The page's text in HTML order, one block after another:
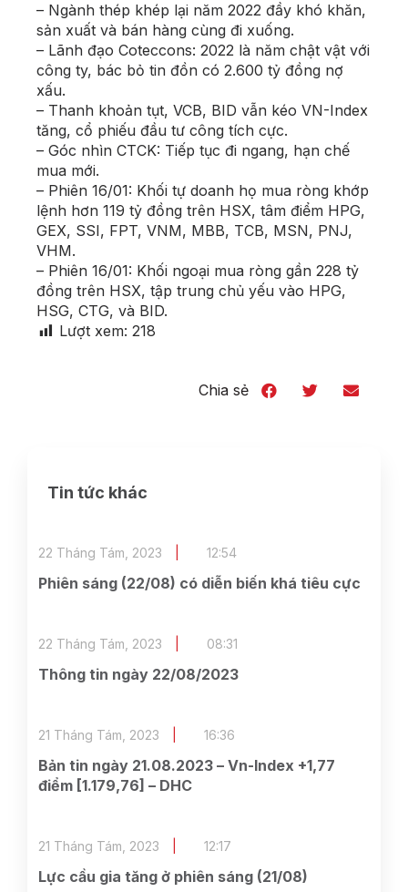
– Ngành thép khép lại năm 2022 đầy khó khăn,
sản xuất và bán hàng cùng đi xuống.
– Lãnh đạo Coteccons: 2022 là năm chật vật với
công ty, bác bỏ tin đồn có 2.600 tỷ đồng nợ
xấu.
– Thanh khoản tụt, VCB, BID vẫn kéo VN-Index
tăng, cổ phiếu đầu tư công tích cực.
– Góc nhìn CTCK: Tiếp tục đi ngang, hạn chế
mua mới.
– Phiên 16/01: Khối tự doanh họ mua ròng khớp
lệnh hơn 119 tỷ đồng trên HSX, tâm điểm HPG,
GEX, SSI, FPT, VNM, MBB, TCB, MSN, PNJ,
VHM.
– Phiên 16/01: Khối ngoại mua ròng gần 228 tỷ
đồng trên HSX, tập trung chủ yếu vào HPG,
HSG, CTG, và BID.
Lượt xem: 218
Chia sẻ
Tin tức khác
Phiên sáng (22/08) có diễn biến khá tiêu cực
22 Tháng Tám, 2023 12:54
Thông tin ngày 22/08/2023
22 Tháng Tám, 2023 08:31
Bản tin ngày 21.08.2023 – Vn-Index +1,77
điểm [1.179,76] – DHC
21 Tháng Tám, 2023 16:36
Lực cầu gia tăng ở phiên sáng (21/08)
21 Tháng Tám, 2023 12:17